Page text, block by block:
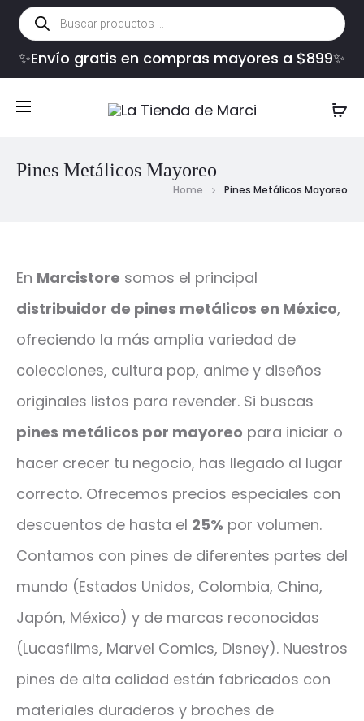
Búsqueda
de
productos
✨Envío gratis en compras mayores a $899✨
Pines Metálicos Mayoreo
Home Pines Metálicos Mayoreo
En Marcistore somos el principal
distribuidor de pines metálicos en México,
ofreciendo la más amplia variedad de
colecciones, cultura pop, anime y diseños
originales listos para revender. Si buscas
pines metálicos por mayoreo para iniciar o
hacer crecer tu negocio, has llegado al lugar
correcto. Ofrecemos precios especiales con
descuentos de hasta el 25% por volumen.
Contamos con pines de diferentes partes del
mundo (Estados Unidos, Colombia, China,
Japón, México) y de marcas reconocidas
(Lucasfilms, Marvel Comics, Disney). Nuestros
pines de alta calidad están fabricados con
materiales duraderos y broches de